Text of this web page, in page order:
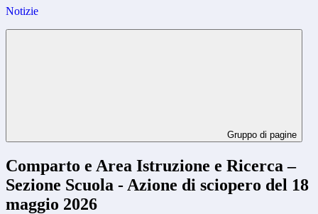
Notizie
Gruppo di pagine
Comparto e Area Istruzione e Ricerca –
Sezione Scuola - Azione di sciopero del 18
maggio 2026